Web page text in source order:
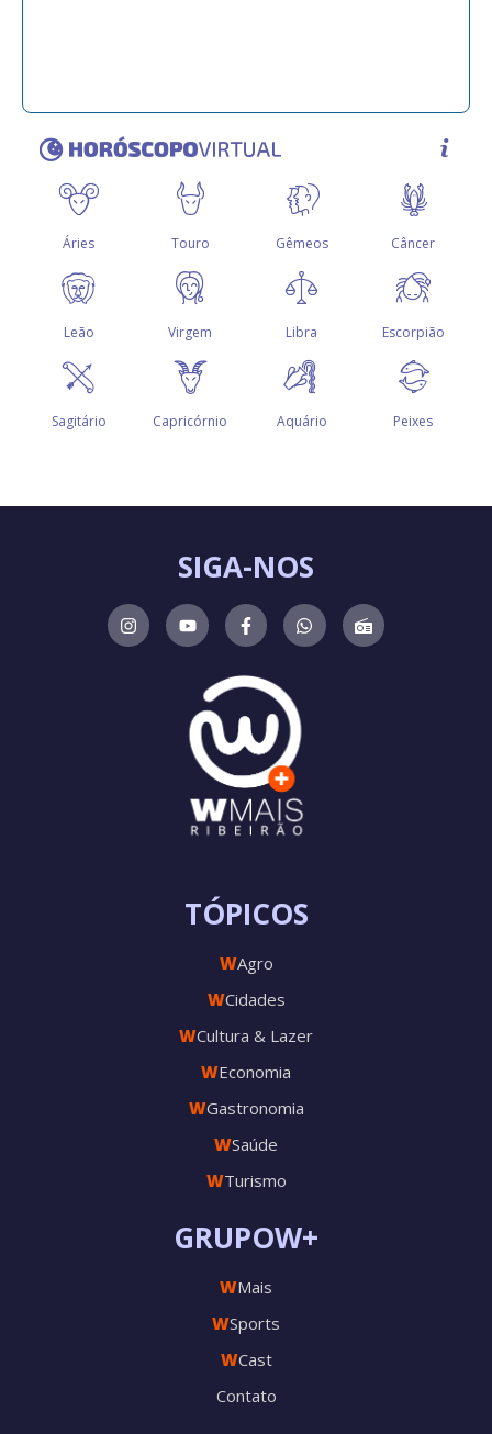
GRUPOW+
WMais
WSports
WCast
Contato
TÓPICOS
WAgro
WCidades
WCultura & Lazer
WEconomia
WGastronomia
WSaúde
WTurismo
SIGA-NOS